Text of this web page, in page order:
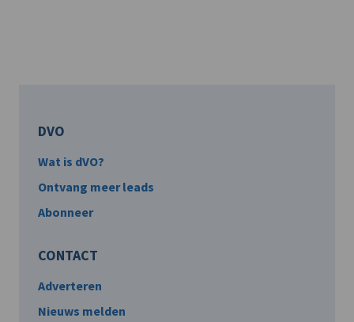
DVO
Wat is dVO?
Ontvang meer leads
Abonneer
CONTACT
Adverteren
Nieuws melden